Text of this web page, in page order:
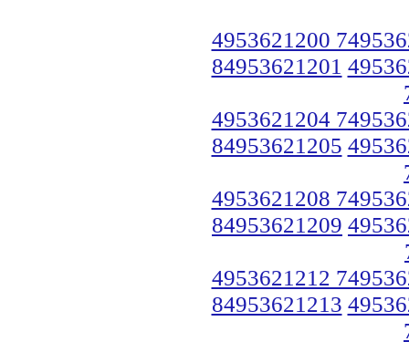
4953621200
84953621201
4953621204
84953621205
4953621208
84953621209
4953621212
84953621213